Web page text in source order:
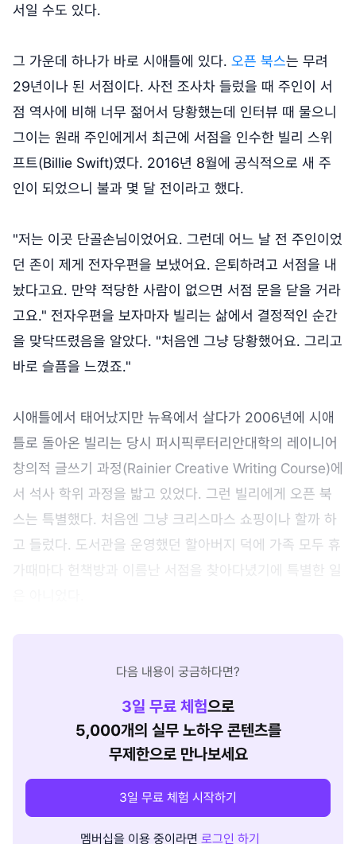
서일 수도 있다.
그 가운데 하나가 바로 시애틀에 있다. 오픈 북스는 무려
29년이나 된 서점이다. 사전 조사차 들렀을 때 주인이 서
점 역사에 비해 너무 젊어서 당황했는데 인터뷰 때 물으니
그이는 원래 주인에게서 최근에 서점을 인수한 빌리 스위
프트(Billie Swift)였다. 2016년 8월에 공식적으로 새 주
인이 되었으니 불과 몇 달 전이라고 했다.
"저는 이곳 단골손님이었어요. 그런데 어느 날 전 주인이었
던 존이 제게 전자우편을 보냈어요. 은퇴하려고 서점을 내
놨다고요. 만약 적당한 사람이 없으면 서점 문을 닫을 거라
고요." 전자우편을 보자마자 빌리는 삶에서 결정적인 순간
을 맞닥뜨렸음을 알았다. "처음엔 그냥 당황했어요. 그리고
바로 슬픔을 느꼈죠."
시애틀에서 태어났지만 뉴욕에서 살다가 2006년에 시애
틀로 돌아온 빌리는 당시 퍼시픽루터리안대학의 레이니어
창의적 글쓰기 과정(Rainier Creative Writing Course)에
서 석사 학위 과정을 밟고 있었다. 그런 빌리에게 오픈 북
스는 특별했다. 처음엔 그냥 크리스마스 쇼핑이나 할까 하
고 들렀다. 도서관을 운영했던 할아버지 덕에 가족 모두 휴
가때마다 헌책방과 이름난 서점을 찾아다녔기에 특별한 일
다음 내용이 궁금하다면?
3일 무료 체험으로
5,000개의 실무 노하우 콘텐츠를
무제한으로 만나보세요
3일 무료 체험 시작하기
멤버십을 이용 중이라면 로그인 하기